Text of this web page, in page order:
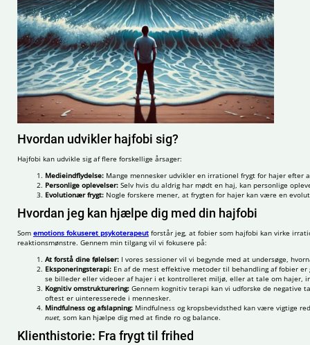
Hvordan udvikler hajfobi sig?
Hajfobi kan udvikle sig af flere forskellige årsager:
Medieindflydelse:Mange mennesker udvikler en irrationel frygt for hajer efter
Personlige oplevelser:Selv hvis du aldrig har mødt en haj, kan personlige
Evolutionær frygt:Nogle forskere mener, at frygten for hajer kan være en
Hvordan jeg kan hjælpe dig med din hajfobi
Som emotions fokuseret psykoterapeutforstår jeg, at fobier som hajfobi kan virke
reaktionsmønstre. Gennem min tilgang vil vi fokusere på:
At forstå dine følelser:I vores sessioner vil vi begynde med at undersøge,
Eksponeringsterapi:En af de mest effektive metoder til behandling af fobier
se billeder eller videoer af hajer i et kontrolleret miljø, eller at tale om hajer,
Kognitiv omstrukturering:Gennem kognitiv terapi kan vi udforske de negative
oftest er uinteresserede i mennesker.
Mindfulness og afslapning:Mindfulness og kropsbevidsthed kan være vigtige
nuet, som kan hjælpe dig med at finde ro og balance.
Klienthistorie: Fra frygt til frihed